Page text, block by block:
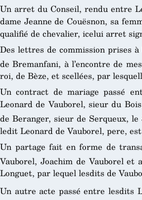
Un arret du Conseil, rendu entre
dame Jeanne de Couësnon, sa
qualifié de chevalier, icelui arret
Des lettres de commission prises
de Bremanfani, à l’encontre de
roi, de Bèze, et scellées, par
Un contract de mariage passé
Leonard de Vauborel, sieur du
de Beranger, sieur de Serqueux, le
ledit Leonard de Vauborel, pere,
Un partage fait en forme de
Vauborel, Joachim de Vauborel et
Longuet, par lequel lesdits de
Un autre acte passé entre lesdits